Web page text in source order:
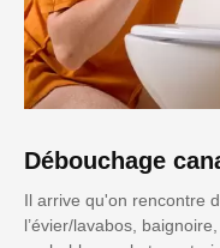
Débouchage
Il arrive qu'on rencontre
l’évier/lavabos,